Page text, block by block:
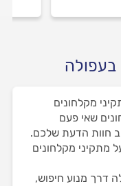
בעפולה
תוכלו למצוא 1 מתקיני מקלחונים
מקלחונים שאי פעם
חוות הדעת שלכם.
מתקיני מקלחונים
דרך מנוע חיפוש,